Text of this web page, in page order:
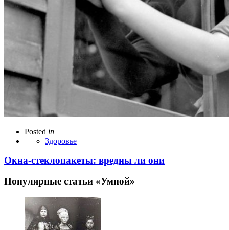
Posted in
Здоровье
Окна-стеклопакеты: вредны ли они
Популярные статьи «Умной»